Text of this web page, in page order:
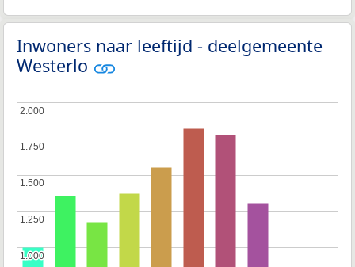
Inwoners naar leeftijd - deelgemeente
Westerlo
1.000
1.000
1.250
1.250
1.500
1.500
1.750
1.750
2.000
2.000